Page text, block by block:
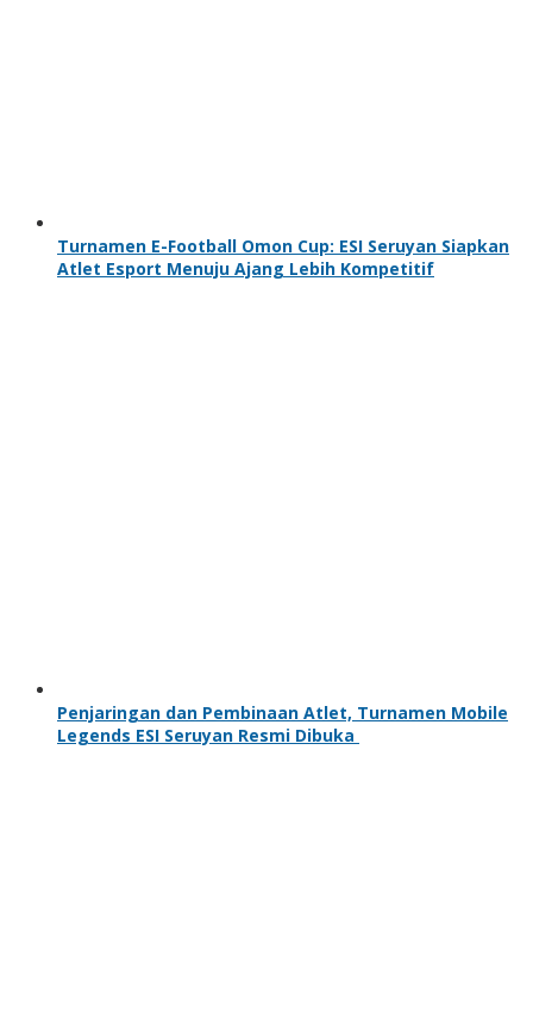
Turnamen E-Football Omon Cup: ESI Seruyan Siapkan
Atlet Esport Menuju Ajang Lebih Kompetitif
Penjaringan dan Pembinaan Atlet, Turnamen Mobile
Legends ESI Seruyan Resmi Dibuka